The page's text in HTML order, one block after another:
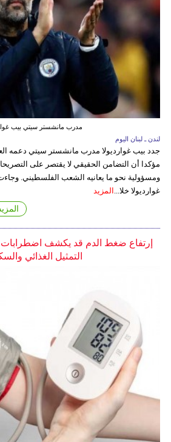
مدرب مانشستر سيتي بيب
لندن ـ لبنان اليوم
جدد بيب غوارديولا مدرب مانشستر سيتي دعمه
مؤكدا أن التضامن الحقيقي لا يقتصر على
ومسؤولية نحو ما يعانيه الشعب الفلسطيني.
غوارديولا خلا... المزيد
إرتفاع ضغط الدم قد يكشف اضطرابات
التمثيل الغذائي